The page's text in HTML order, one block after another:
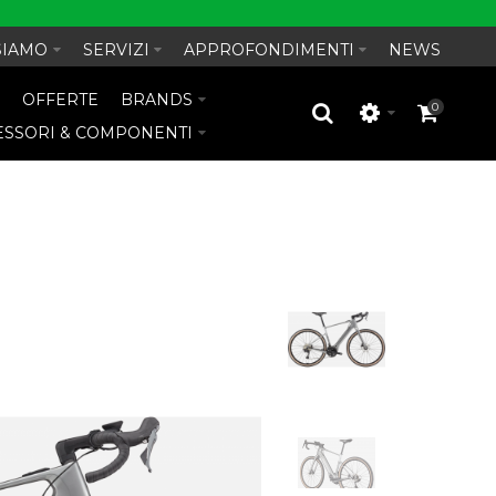
SERVIZI APPROFONDIMENTI NEWS
OFFERTE
BRANDS
& COMPONENTI
0